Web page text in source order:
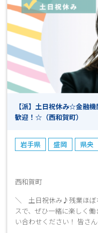
【派】土日祝休み☆金融
歓迎！☆（西和賀町）
岩手県 盛岡 県央
西和賀町
＼ 土日祝休み♪残業ほぼなし！ ／ きれ
スで、ぜひ一緒に楽しく働きましょう♪
い合わせ